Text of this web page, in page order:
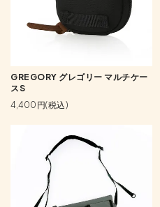
GREGORY グレゴリー マルチケー
スS
4,400円(税込)